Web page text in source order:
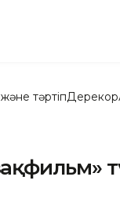
тәртіпДерекқор